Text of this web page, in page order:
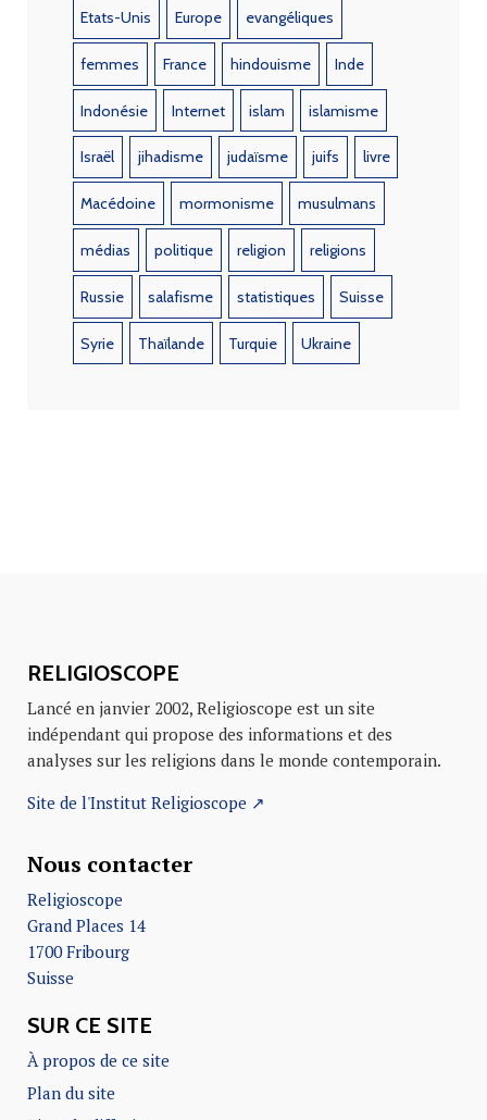
Etats-Unis Europe evangéliques
femmes France hindouisme Inde
Indonésie Internet islam islamisme
Israël jihadisme judaïsme juifs livre
Macédoine mormonisme musulmans
médias politique religion religions
Russie salafisme statistiques Suisse
Syrie Thaïlande Turquie Ukraine
RELIGIOSCOPE
Lancé en janvier 2002, Religioscope est un site
indépendant qui propose des informations et des
analyses sur les religions dans le monde contemporain.
Site de l'Institut Religioscope ↗
Nous contacter
Religioscope
Grand Places 14
1700 Fribourg
Suisse
SUR CE SITE
À propos de ce site
Plan du site